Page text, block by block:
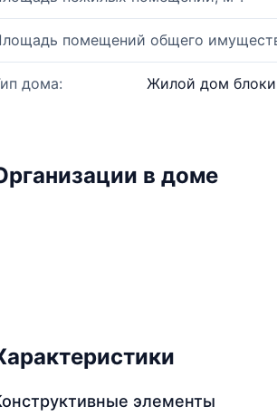
помещений общего
дома: Жилой дом
в доме
элементы